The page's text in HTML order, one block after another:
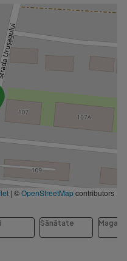
| ©OpenStreetMapcontributors
Sănătate